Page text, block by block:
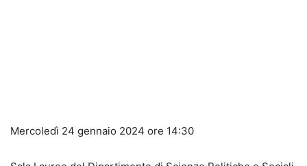
Mercoledì 24 gennaio 2024 ore 14:30